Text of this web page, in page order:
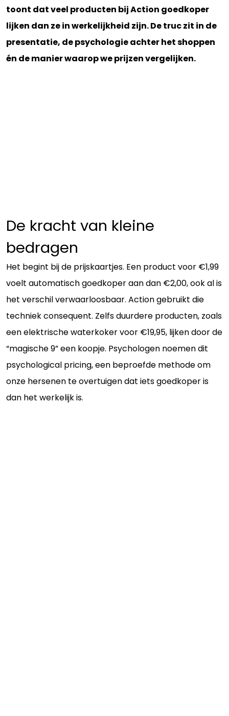
toont dat veel producten bij Action goedkoper
lijken dan ze in werkelijkheid zijn. De truc zit in de
presentatie, de psychologie achter het shoppen
én de manier waarop we prijzen vergelijken.
De kracht van kleine
bedragen
Het begint bij de prijskaartjes. Een product voor €1,99
voelt automatisch goedkoper aan dan €2,00, ook al is
het verschil verwaarloosbaar. Action gebruikt die
techniek consequent. Zelfs duurdere producten, zoals
een elektrische waterkoker voor €19,95, lijken door de
“magische 9” een koopje. Psychologen noemen dit
psychological pricing, een beproefde methode om
onze hersenen te overtuigen dat iets goedkoper is
dan het werkelijk is.